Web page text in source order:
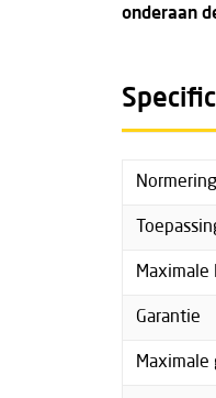
onderaan
Normering
Maximale
Garantie
Maximale